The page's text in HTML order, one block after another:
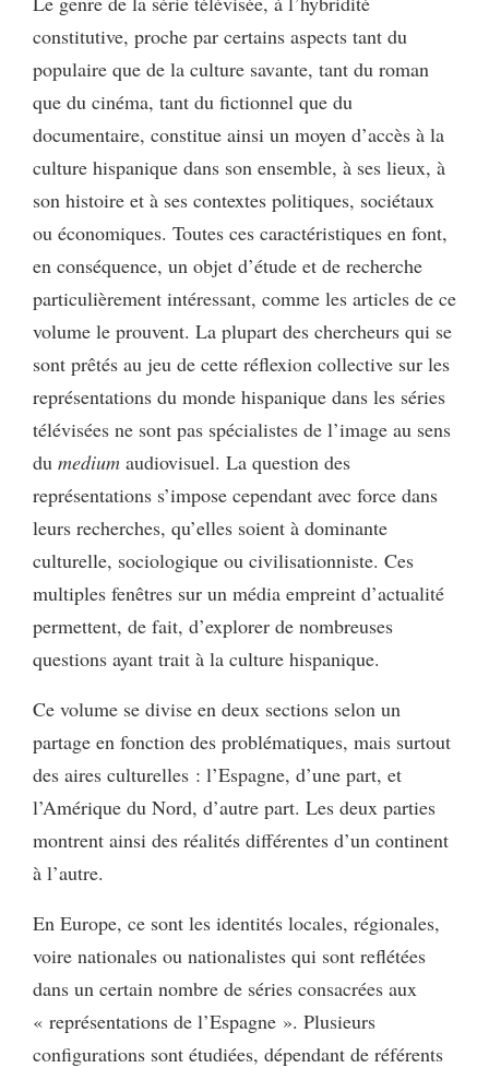
constitutive, proche par certains aspects tant du
populaire que de la culture savante, tant du roman
que du cinéma, tant du fictionnel que du
documentaire, constitue ainsi un moyen d’accès à la
culture hispanique dans son ensemble, à ses lieux, à
son histoire et à ses contextes politiques, sociétaux
ou économiques. Toutes ces caractéristiques en font,
en conséquence, un objet d’étude et de recherche
particulièrement intéressant, comme les articles de ce
volume le prouvent. La plupart des chercheurs qui se
sont prêtés au jeu de cette réflexion collective sur les
représentations du monde hispanique dans les séries
télévisées ne sont pas spécialistes de l’image au sens
du medium audiovisuel. La question des
représentations s’impose cependant avec force dans
leurs recherches, qu’elles soient à dominante
culturelle, sociologique ou civilisationniste. Ces
multiples fenêtres sur un média empreint d’actualité
permettent, de fait, d’explorer de nombreuses
questions ayant trait à la culture hispanique.
Ce volume se divise en deux sections selon un
partage en fonction des problématiques, mais surtout
des aires culturelles : l’Espagne, d’une part, et
l’Amérique du Nord, d’autre part. Les deux parties
montrent ainsi des réalités différentes d’un continent
à l’autre.
En Europe, ce sont les identités locales, régionales,
voire nationales ou nationalistes qui sont reflétées
dans un certain nombre de séries consacrées aux
« représentations de l’Espagne ». Plusieurs
configurations sont étudiées, dépendant de référents